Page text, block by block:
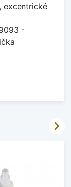
excentrické
-
